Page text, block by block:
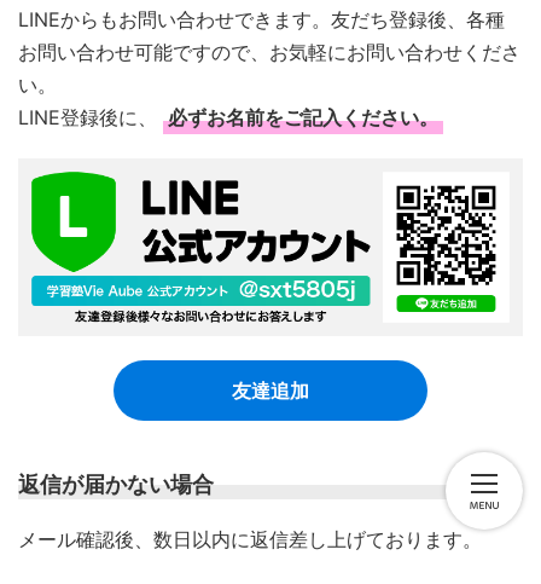
LINEからもお問い合わせできます。友だち登録後、各種
お問い合わせ可能ですので、お気軽にお問い合わせくださ
い。
LINE登録後に、
必ずお名前をご記入ください。
友達追加
返信が届かない場合
​メール確認後、数日以内に返信差し上げております。